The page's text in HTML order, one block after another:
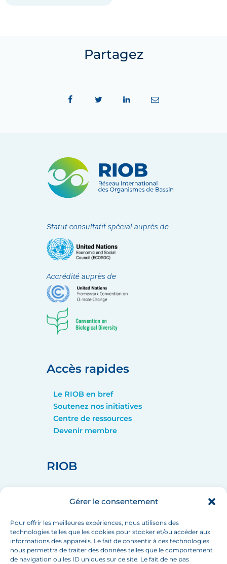
Gérer le consentement
Pour offrir les meilleures expériences, nous utilisons des
technologies telles que les cookies pour stocker et/ou accéder aux
informations des appareils. Le fait de consentir à ces technologies
nous permettra de traiter des données telles que le comportement
de navigation ou les ID uniques sur ce site. Le fait de ne pas
Partagez
Statut consultatif spécial auprès de
Accrédité auprès de
Accès rapides
Le RIOB en bref
Soutenez nos initiatives
Centre de ressources
Devenir membre
RIOB
+33 (1) 44 90 88 60
mail info[at]inbo-news.org